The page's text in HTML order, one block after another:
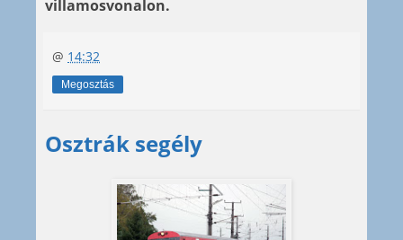
villamosvonalon.
@ 14:32
Megosztás
Osztrák segély